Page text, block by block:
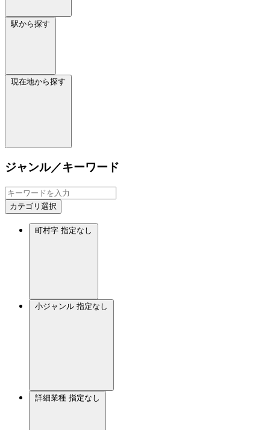
駅から探す
現在地から探す
ジャンル／キーワード
カテゴリ選択
町村字 指定なし
小ジャンル 指定なし
詳細業種 指定なし